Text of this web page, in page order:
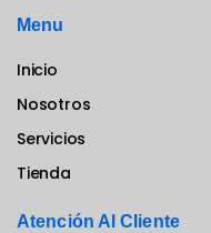
Menu
Inicio
Nosotros
Servicios
Tienda
Atención Al Cliente